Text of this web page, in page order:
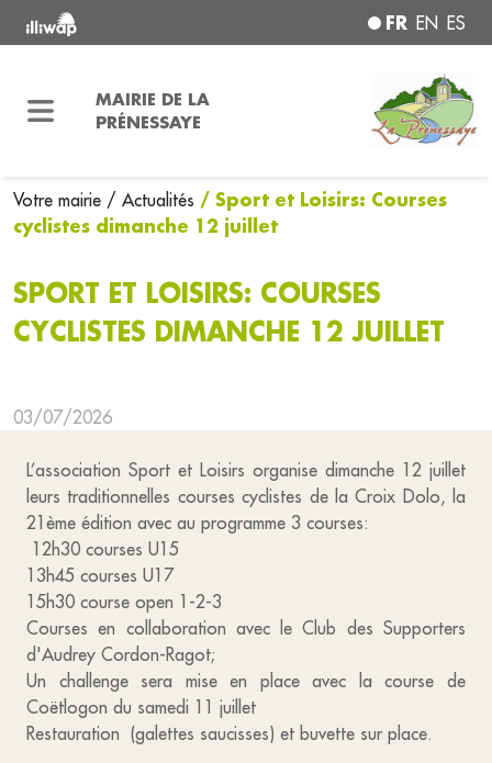
FR EN ES
MAIRIE DE LA
PRÉNESSAYE
Votre mairie / Actualités / Sport et Loisirs: Courses
cyclistes dimanche 12 juillet
SPORT ET LOISIRS: COURSES
CYCLISTES DIMANCHE 12 JUILLET
03/07/2026
L’association Sport et Loisirs organise dimanche 12 juillet
leurs traditionnelles courses cyclistes de la Croix Dolo, la
21ème édition avec au programme 3 courses:
12h30 courses U15
13h45 courses U17
15h30 course open 1-2-3
Courses en collaboration avec le Club des Supporters
d'Audrey Cordon-Ragot;
Un challenge sera mise en place avec la course de
Coëtlogon du samedi 11 juillet
Restauration (galettes saucisses) et buvette sur place.